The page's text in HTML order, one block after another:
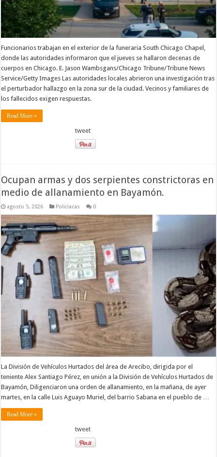
Funcionarios trabajan en el exterior de la funeraria South Chicago Chapel,
donde las autoridades informaron que el jueves se hallaron decenas de
cuerpos en Chicago. E. Jason Wambsgans/Chicago Tribune/Tribune News
Service/Getty Images Las autoridades locales abrieron una investigación tras
el perturbador hallazgo en la zona sur de la ciudad. Vecinos y familiares de
los fallecidos exigen respuestas.
Read More »
tweet
Ocupan armas y dos serpientes constrictoras en
medio de allanamiento en Bayamón.
agosto 5, 2026 Policiacas 0
La División de Vehículos Hurtados del área de Arecibo, dirigida por el
teniente Alex Santiago Pérez, en unión a la División de Vehículos Hurtados de
Bayamón, Diligenciaron una orden de allanamiento, en la mañana, de ayer
martes, en la calle Luis Aguayo Muriel, del barrio Sabana en el pueblo de …
Read More »
tweet